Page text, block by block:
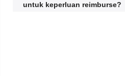
untuk keperluan reimburse?